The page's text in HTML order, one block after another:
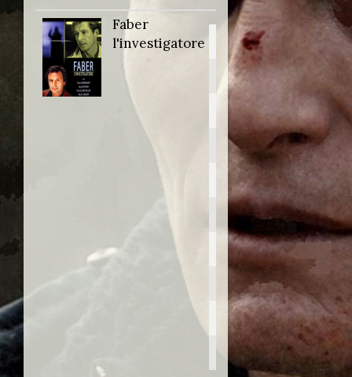
Faber
l'investigatore
Titolo originale:
Der Fahnder
Anno:
1988
Personaggio:
Linder
Stagione.Episodio:
2.Pilot
Regia di:
Werner Masten